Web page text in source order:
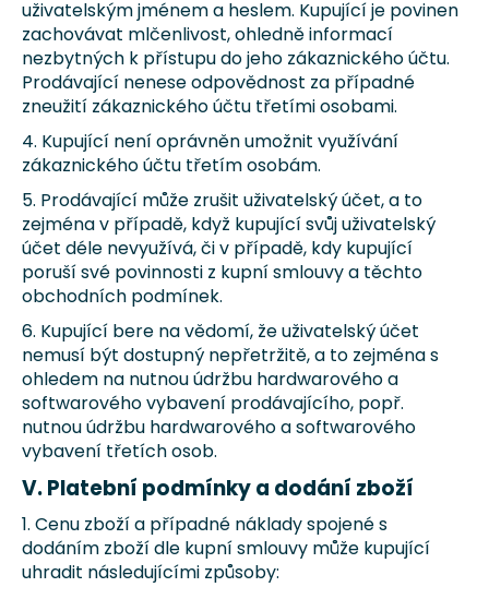
uživatelským jménem a heslem. Kupující je povinen
zachovávat mlčenlivost, ohledně informací
nezbytných k přístupu do jeho zákaznického účtu.
Prodávající nenese odpovědnost za případné
zneužití zákaznického účtu třetími osobami.
4. Kupující není oprávněn umožnit využívání
zákaznického účtu třetím osobám.
5. Prodávající může zrušit uživatelský účet, a to
zejména v případě, když kupující svůj uživatelský
účet déle nevyužívá, či v případě, kdy kupující
poruší své povinnosti z kupní smlouvy a těchto
obchodních podmínek.
6. Kupující bere na vědomí, že uživatelský účet
nemusí být dostupný nepřetržitě, a to zejména s
ohledem na nutnou údržbu hardwarového a
softwarového vybavení prodávajícího, popř.
nutnou údržbu hardwarového a softwarového
vybavení třetích osob.
V. Platební podmínky a dodání zboží
1. Cenu zboží a případné náklady spojené s
dodáním zboží dle kupní smlouvy může kupující
uhradit následujícími způsoby: